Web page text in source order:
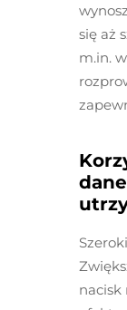
się aż
m.in.
nacisk